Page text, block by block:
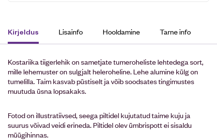
Kirjeldus Lisainfo Hooldamine Tarne info
Kostariika tiigerlehik on sametjate tumeroheliste lehtedega sort,
mille lehemuster on sulgjalt heleroheline. Lehe alumine külg on
tumelilla. Taim kasvab püstiselt ja võib soodsates tingimustes
muutuda üsna lopsakaks.
Fotod on illustratiivsed, seega piltidel kujutatud taime kuju ja
suurus võivad veidi erineda. Piltidel olev ümbrispott ei sisaldu
müügihinnas.